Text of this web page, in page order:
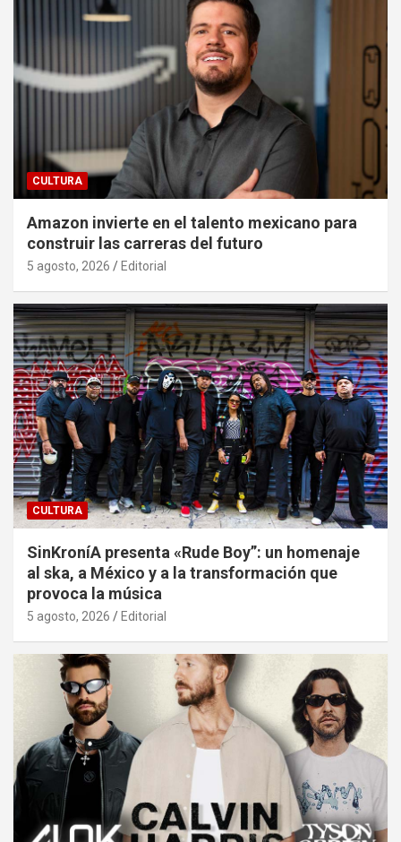
CULTURA
Amazon invierte en el talento mexicano para
construir las carreras del futuro
5 agosto, 2026 Editorial
CULTURA
SinKroníA presenta «Rude Boy”: un homenaje
al ska, a México y a la transformación que
provoca la música
5 agosto, 2026 Editorial